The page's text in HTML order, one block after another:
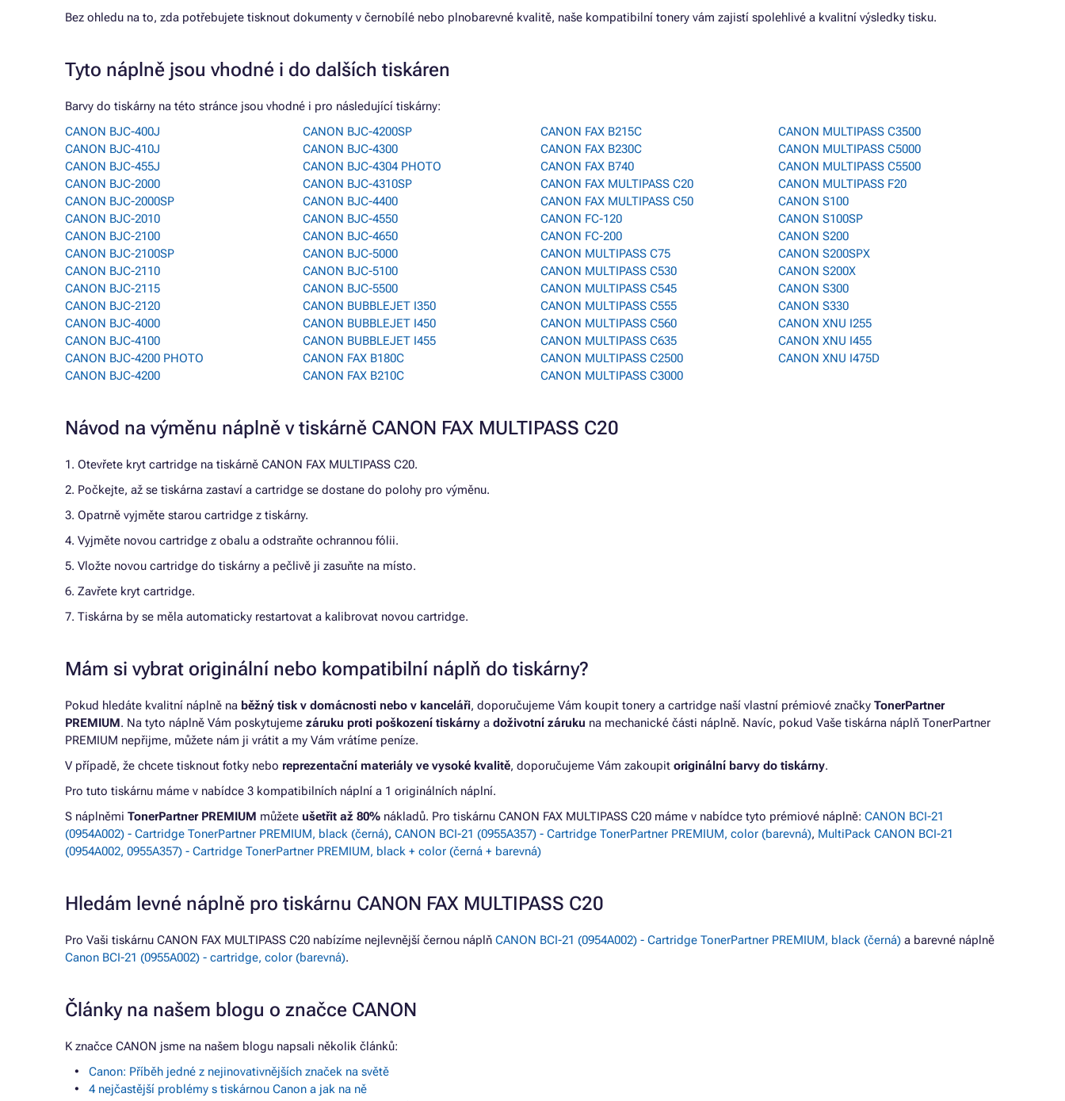
Bez ohledu na to, zda potřebujete tisknout dokumenty v černobílé nebo plnobarevné kvalitě, naše kompatibilní tonery vám zajistí spolehlivé a kvalitní výsledky tisku.
Tyto náplně jsou vhodné i do dalších tiskáren
Barvy do tiskárny na této stránce jsou vhodné i pro následující tiskárny:
CANON BJC-400J
CANON BJC-410J
CANON BJC-455J
CANON BJC-2000
CANON BJC-2000SP
CANON BJC-2010
CANON BJC-2100
CANON BJC-2100SP
CANON BJC-2110
CANON BJC-2115
CANON BJC-2120
CANON BJC-4000
CANON BJC-4100
CANON BJC-4200 PHOTO
CANON BJC-4200
CANON BJC-4200SP
CANON BJC-4300
CANON BJC-4304 PHOTO
CANON BJC-4310SP
CANON BJC-4400
CANON BJC-4550
CANON BJC-4650
CANON BJC-5000
CANON BJC-5100
CANON BJC-5500
CANON BUBBLEJET I350
CANON BUBBLEJET I450
CANON BUBBLEJET I455
CANON FAX B180C
CANON FAX B210C
CANON FAX B215C
CANON FAX B230C
CANON FAX B740
CANON FAX MULTIPASS C20
CANON FAX MULTIPASS C50
CANON FC-120
CANON FC-200
CANON MULTIPASS C75
CANON MULTIPASS C530
CANON MULTIPASS C545
CANON MULTIPASS C555
CANON MULTIPASS C560
CANON MULTIPASS C635
CANON MULTIPASS C2500
CANON MULTIPASS C3000
CANON MULTIPASS C3500
CANON MULTIPASS C5000
CANON MULTIPASS C5500
CANON MULTIPASS F20
CANON S100
CANON S100SP
CANON S200
CANON S200SPX
CANON S200X
CANON S300
CANON S330
CANON XNU I255
CANON XNU I455
CANON XNU I475D
Návod na výměnu náplně v tiskárně CANON FAX MULTIPASS C20
1. Otevřete kryt cartridge na tiskárně CANON FAX MULTIPASS C20.
2. Počkejte, až se tiskárna zastaví a cartridge se dostane do polohy pro výměnu.
3. Opatrně vyjměte starou cartridge z tiskárny.
4. Vyjměte novou cartridge z obalu a odstraňte ochrannou fólii.
5. Vložte novou cartridge do tiskárny a pečlivě ji zasuňte na místo.
6. Zavřete kryt cartridge.
7. Tiskárna by se měla automaticky restartovat a kalibrovat novou cartridge.
Mám si vybrat originální nebo kompatibilní náplň do tiskárny?
Pokud hledáte kvalitní náplně na běžný tisk v domácnosti nebo v kanceláři, doporučujeme Vám koupit tonery a cartridge naší vlastní prémiové značky TonerPartner
PREMIUM. Na tyto náplně Vám poskytujeme záruku proti poškození tiskárny a doživotní záruku na mechanické části náplně. Navíc, pokud Vaše tiskárna náplň TonerPartner
PREMIUM nepřijme, můžete nám ji vrátit a my Vám vrátíme peníze.
V případě, že chcete tisknout fotky nebo reprezentační materiály ve vysoké kvalitě, doporučujeme Vám zakoupit originální barvy do tiskárny.
Pro tuto tiskárnu máme v nabídce 3 kompatibilních náplní a 1 originálních náplní.
S náplněmi TonerPartner PREMIUM můžete ušetřit až 80% nákladů. Pro tiskárnu CANON FAX MULTIPASS C20 máme v nabídce tyto prémiové náplně: CANON BCI-21
(0954A002) - Cartridge TonerPartner PREMIUM, black (černá), CANON BCI-21 (0955A357) - Cartridge TonerPartner PREMIUM, color (barevná), MultiPack CANON BCI-21
(0954A002, 0955A357) - Cartridge TonerPartner PREMIUM, black + color (černá + barevná)
Hledám levné náplně pro tiskárnu CANON FAX MULTIPASS C20
Pro Vaši tiskárnu CANON FAX MULTIPASS C20 nabízíme nejlevnější černou náplň CANON BCI-21 (0954A002) - Cartridge TonerPartner PREMIUM, black (černá) a barevné náplně
Canon BCI-21 (0955A002) - cartridge, color (barevná).
Články na našem blogu o značce CANON
K značce CANON jsme na našem blogu napsali několik článků:
Canon: Příběh jedné z nejinovativnějších značek na světě
4 nejčastější problémy s tiskárnou Canon a jak na ně